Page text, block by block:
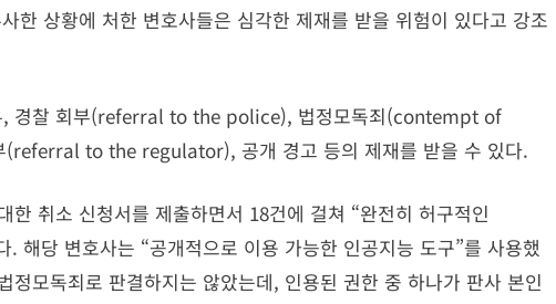
한 상황에 처한 변호사들은 심각한 제재를 받을 위험이 있다고 강조
, 경찰 회부(referral to the police), 법정모독죄(contempt of
(referral to the regulator), 공개 경고 등의 제재를 받을 수 있다.
취소 신청서를 제출하면서 18건에 걸쳐 “완전히 허구적인
당 변호사는 “공개적으로 이용 가능한 인공지능 도구”를 사용했
정모독죄로 판결하지는 않았는데, 인용된 권한 중 하나가 판사 본인